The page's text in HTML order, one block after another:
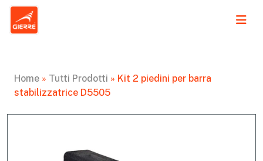
Home » Tutti Prodotti » Kit 2 piedini per barra
stabilizzatrice D5505